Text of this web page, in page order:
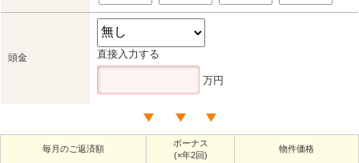
頭金 直接入力する
万円
毎月のご返済額
ボーナス
(×年2回)
物件価格